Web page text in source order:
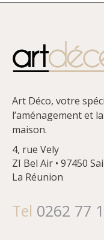
Art Déco, votre
l’aménagement et
maison.
4, rue Vely
ZI Bel Air • 97450
La Réunion
Tel 0262 77